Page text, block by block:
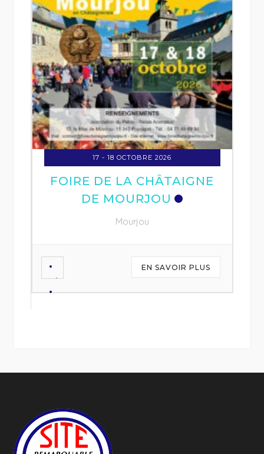
17 - 18 OCTOBRE 2026
DE LA CHÂTAIGNE
DE MOURJOU
EN SAVOIR PLUS